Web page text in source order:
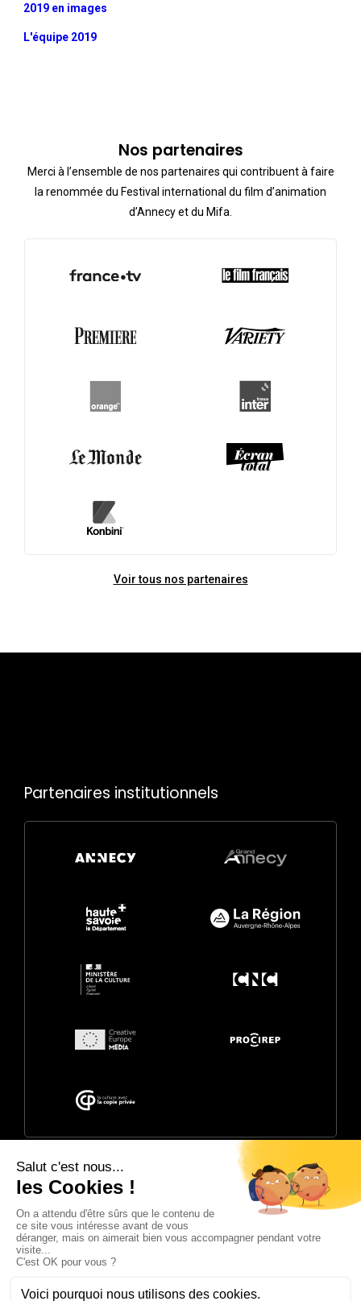
2019 en images
L'équipe 2019
Nos partenaires
Merci à l’ensemble de nos partenaires qui contribuent à faire
la renommée du Festival international du film d’animation
d’Annecy et du Mifa.
Voir tous nos partenaires
Partenaires institutionnels